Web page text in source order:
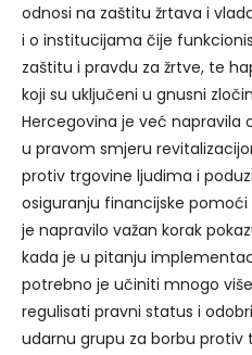
odnosi na zaštitu žrtava i
i o institucijama čije
zaštitu i pravdu za žrtve, te
koji su uključeni u gnusni
Hercegovina je već napravila
u pravom smjeru
protiv trgovine ljudima i
osiguranju financijske pomoći
je napravilo važan korak
kada je u pitanju
potrebno je učiniti mnogo
regulisati pravni status i
udarnu grupu za borbu protiv